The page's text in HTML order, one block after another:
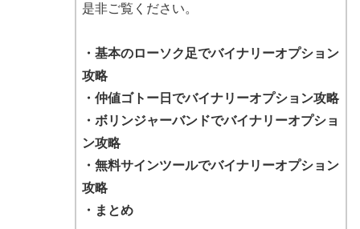
是非ご覧ください。
・基本のローソク足でバイナリーオプション
攻略
・仲値ゴトー日でバイナリーオプション攻略
・ボリンジャーバンドでバイナリーオプショ
ン攻略
・無料サインツールでバイナリーオプション
攻略
・まとめ